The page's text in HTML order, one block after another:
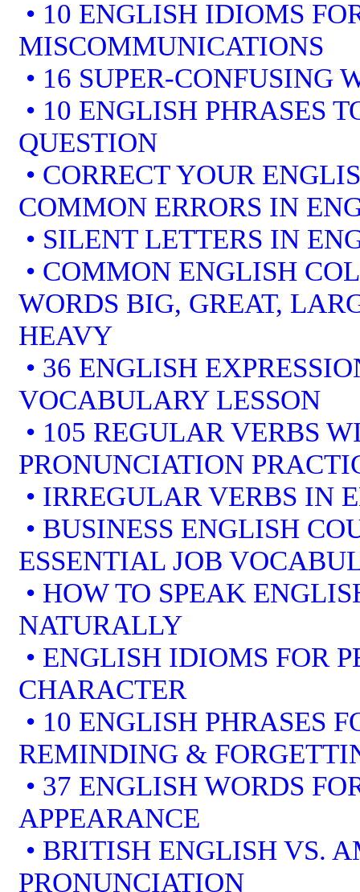
• 10 ENGLISH IDIOMS
MISCOMMUNICATIONS
• 16 SUPER-CONFUSING
• 10 ENGLISH PHRASES
QUESTION
• CORRECT YOUR
COMMON ERRORS IN
• SILENT LETTERS IN
• COMMON ENGLISH
WORDS BIG, GREAT,
HEAVY
• 36 ENGLISH
VOCABULARY LESSON
• 105 REGULAR VERBS
PRONUNCIATION
• IRREGULAR VERBS IN
• BUSINESS ENGLISH
ESSENTIAL JOB
• HOW TO SPEAK
NATURALLY
• ENGLISH IDIOMS FOR
CHARACTER
• 10 ENGLISH PHRASES
REMINDING &
• 37 ENGLISH WORDS
APPEARANCE
• BRITISH ENGLISH VS.
PRONUNCIATION